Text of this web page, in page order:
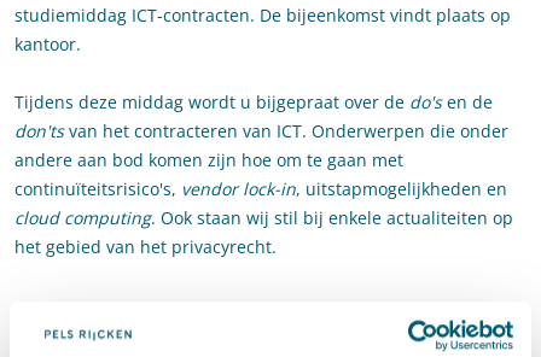
studiemiddag ICT-contracten. De bijeenkomst vindt plaats op
kantoor.
Tijdens deze middag wordt u bijgepraat over de do'sen de
don'tsvan het contracteren van ICT. Onderwerpen die onder
andere aan bod komen zijn hoe om te gaan met
continuïteitsrisico's, vendor lock-in, uitstapmogelijkheden en
cloud computing. Ook staan wij stil bij enkele actualiteiten op
het gebied van het privacyrecht.
Programma